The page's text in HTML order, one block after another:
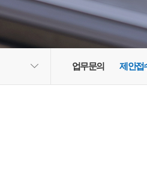
업무문의 제안접